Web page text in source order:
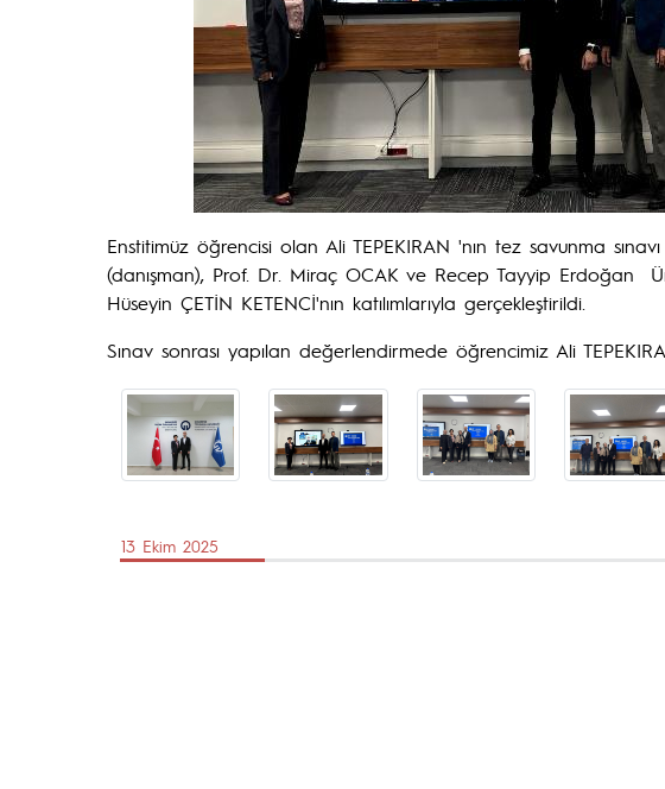
Enstitimüz öğrencisi olan Ali TEPEKIRAN 'nın tez savunma
(danışman), Prof. Dr. Miraç OCAK ve Recep Tayyip Erdoğan
Hüseyin ÇETİN KETENCİ'nın katılımlarıyla gerçekleştirildi.
Sınav sonrası yapılan değerlendirmede öğrencimiz Ali
13 Ekim 2025